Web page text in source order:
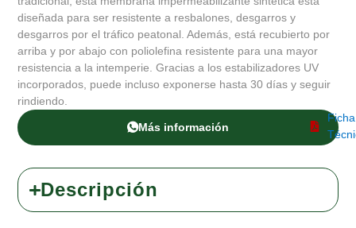
diseñada para ser resistente a resbalones, desgarros y
desgarros por el tráfico peatonal. Además, está recubierto por
arriba y por abajo con poliolefina resistente para una mayor
resistencia a la intemperie. Gracias a los estabilizadores UV
incorporados, puede incluso exponerse hasta 30 días y seguir
rindiendo.
Más información
Ficha
Descripción